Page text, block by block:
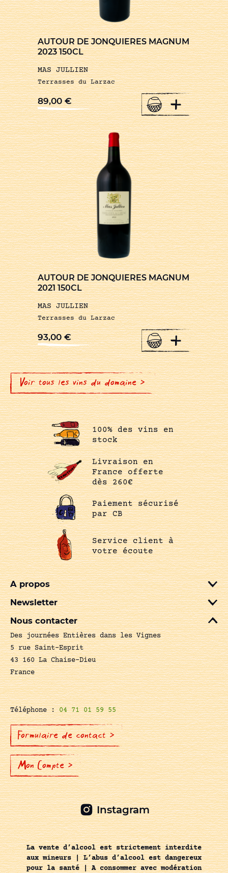
AUTOUR DE JONQUIERES MAGNUM
2023 150CL
MAS JULLIEN
Terrasses du Larzac
89,00€ +
AUTOUR DE JONQUIERES MAGNUM
2021 150CL
MAS JULLIEN
Terrasses du Larzac
93,00€ +
Voir tous les vins du domaine >
100% des vins en
stock
Livraison en
France offerte
dès 260€
Paiement sécurisé
par CB
Service client à
votre écoute
A propos
Newsletter
Nous contacter
Des journées Entières dans les Vignes
5 rue Saint-Esprit
43 160 La Chaise-Dieu
France
Téléphone :04 71 01 59 55
Formulaire de contact >
Mon Compte >
Instagram
La vente d’alcool est strictement interdite
aux mineurs | L’abus d’alcool est dangereux
pour la santé | A consommer avec modération